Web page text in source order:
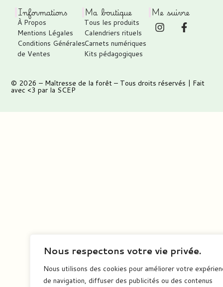
Nous respectons votre vie privée.
Nous utilisons des cookies pour améliorer votre
de navigation, diffuser des publicités ou des contenus
Informations
À Propos
Mentions Légales
Conditions Générales
de Ventes
Ma boutique
Tous les produits
Calendriers rituels
Carnets numériques
Kits pédagogiques
Me suivre
© 2026 – Maîtresse de la forêt – Tous droits réservés | Fait
avec <3 par la SCEP